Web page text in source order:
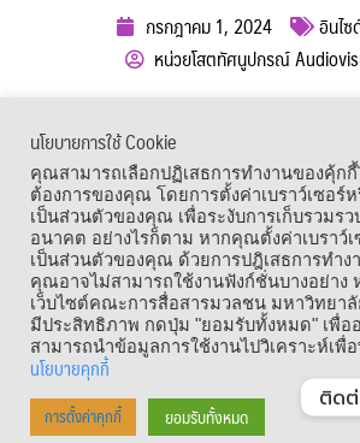
กรกฎาคม 1, 2024
อินไ
หน่วยโสตทัศนูปกรณ์
เมนูลัด
Copyright © 1964 – 2021 Faculty of Mass
นโยบายการใช้ Cookie
คุณสามารถเลือกปฏิเสธการทำงานของคุ้ก
ต้องการของคุณ โดยการตั้งค่าเบราว์เซอร์
เป็นส่วนตัวของคุณ เพื่อระงับการเก็บรวมร
อนาคต อย่างไรก็ตาม หากคุณตั้งค่าเบราว์
เป็นส่วนตัวของคุณ ด้วยการปฎิเสธการทำ
คุณอาจไม่สามารถใช้งานฟังก์ชั่นบางอย่าง
เว็บไซต์คณะการสื่อสารมวลชน มหาวิทยาลั
มีประสิทธิภาพ กดปุ่ม "ยอมรับทั้งหมด" เพื่อ
สามารถนำข้อมูลการใช้งานไปวิเคราะห์เพื่
นโยบายคุกกี้
การตั้งค่าคุกกี้ ยอมรับทั้งหมด
ติดต่